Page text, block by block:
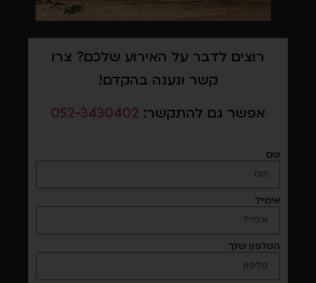
רוצים לדבר על האירוע שלכם? צרו
קשר ונענה בהקדם!
אפשר גם להתקשר: 052-3430402
שם
אימייל
הטלפון שלך